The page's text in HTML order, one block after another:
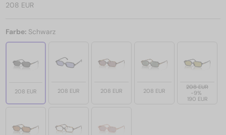
208 EUR
Farbe: Schwarz
208 EUR 208 EUR 208 EUR 208 EUR
208 EUR
-9%
190 EUR